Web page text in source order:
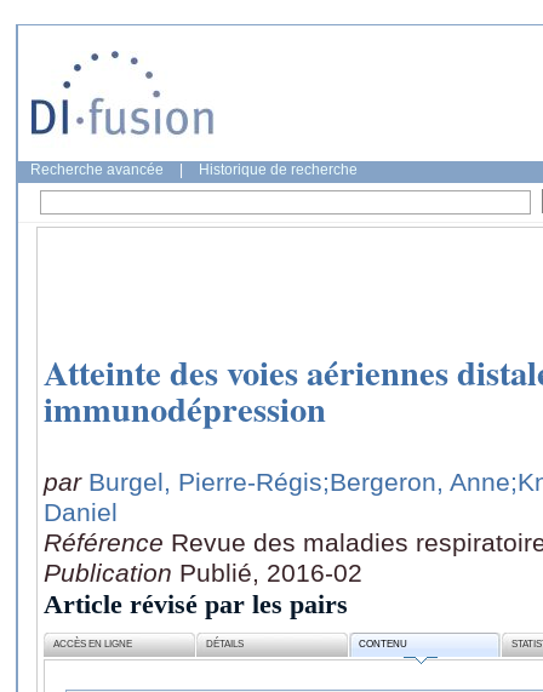
Recherche avancée Historique de recherche
Atteinte des voies aériennes
immunodépression
par Burgel, Pierre-Régis;Bergeron, Anne
Daniel
Référence Revue des maladies
Publication Publié, 2016-02
Article révisé par les pairs
ACCÈS EN LIGNE DÉTAILS CONTENU